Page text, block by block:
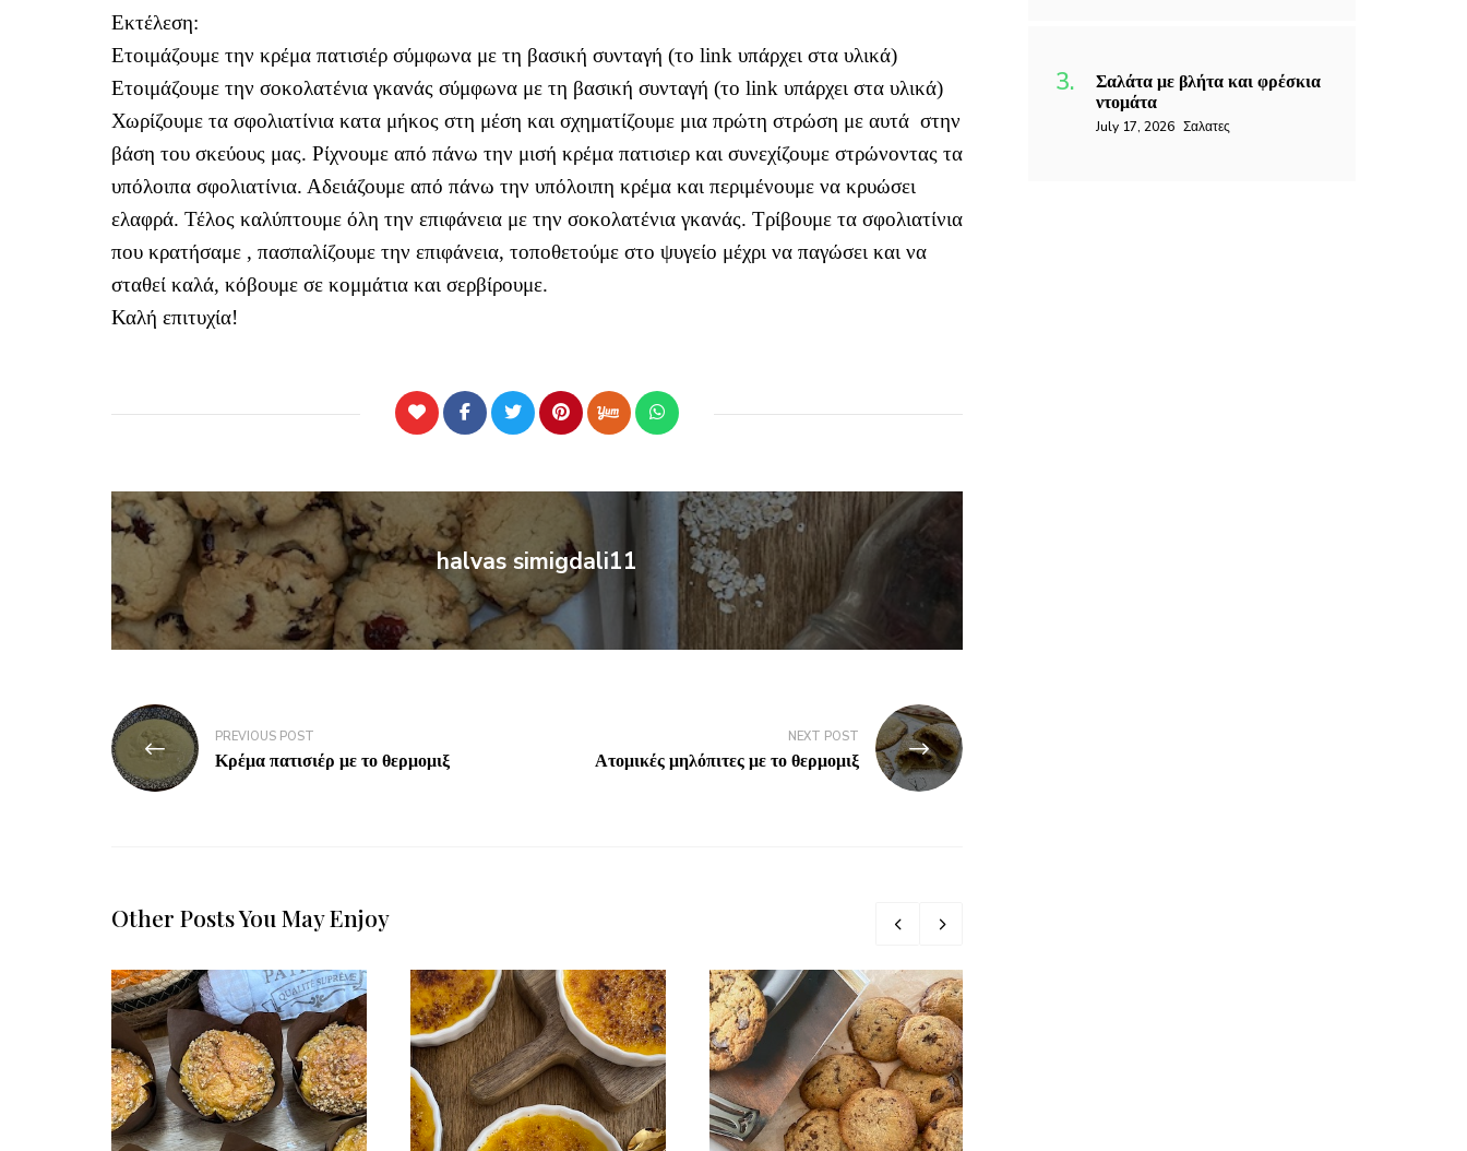
Εκτέλεση:
Ετοιμάζουμε την κρέμα πατισιέρ σύμφωνα με τη βασική συνταγή (το link υπάρχει στα υλικά)
Ετοιμάζουμε την σοκολατένια γκανάς σύμφωνα με τη βασική συνταγή (το link υπάρχει στα υλικά)
Χωρίζουμε τα σφολιατίνια κατα μήκος στη μέση και σχηματίζουμε μια πρώτη στρώση με αυτά στην
βάση του σκεύους μας. Ρίχνουμε από πάνω την μισή κρέμα πατισιερ και συνεχίζουμε στρώνοντας τα
υπόλοιπα σφολιατίνια. Αδειάζουμε από πάνω την υπόλοιπη κρέμα και περιμένουμε να κρυώσει
ελαφρά. Τέλος καλύπτουμε όλη την επιφάνεια με την σοκολατένια γκανάς. Τρίβουμε τα σφολιατίνια
που κρατήσαμε , πασπαλίζουμε την επιφάνεια, τοποθετούμε στο ψυγείο μέχρι να παγώσει και να
σταθεί καλά, κόβουμε σε κομμάτια και σερβίρουμε.
Καλή επιτυχία!
halvas simigdali11
PREVIOUS POST
Κρέμα πατισιέρ με το θερμομιξ
NEXT POST
Ατομικές μηλόπιτες με το θερμομιξ
Other Posts You May Enjoy
Σαλάτα με βλήτα και φρέσκια
ντομάτα
July 17, 2026 Σαλατες